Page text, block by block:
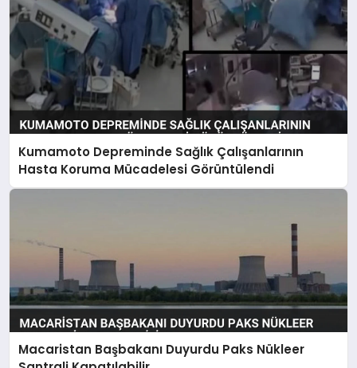
Kumamoto Depreminde Sağlık Çalışanlarının
Hasta Koruma Mücadelesi Görüntülendi
Macaristan Başbakanı Duyurdu Paks Nükleer